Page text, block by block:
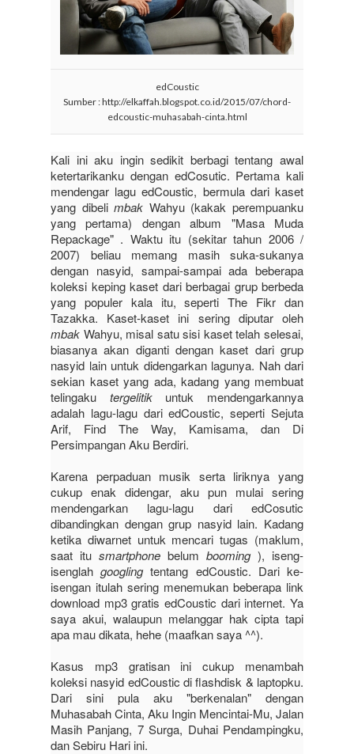
edCoustic
Sumber : http://elkaffah.blogspot.co.id/2015/07/chord-
edcoustic-muhasabah-cinta.html
Kali ini aku ingin sedikit berbagi tentang awal
ketertarikanku dengan edCosutic. Pertama kali
mendengar lagu edCoustic, bermula dari kaset
yang dibelimbak Wahyu (kakak perempuanku
yang pertama) dengan album "Masa Muda
Repackage" . Waktu itu (sekitar tahun 2006 /
2007) beliau memang masih suka-sukanya
dengan nasyid, sampai-sampai ada beberapa
koleksi keping kaset dari berbagai grup berbeda
yang populer kala itu, seperti The Fikr dan
Tazakka. Kaset-kaset ini sering diputar oleh
mbak Wahyu, misal satu sisi kaset telah selesai,
biasanya akan diganti dengan kaset dari grup
nasyid lain untuk didengarkan lagunya. Nah dari
sekian kaset yang ada, kadang yang membuat
telingaku tergelitik untuk mendengarkannya
adalah lagu-lagu dari edCoustic, seperti Sejuta
Arif, Find The Way, Kamisama, dan Di
Persimpangan Aku Berdiri.
Karena perpaduan musik serta liriknya yang
cukup enak didengar, aku pun mulai sering
mendengarkan lagu-lagu dari edCosutic
dibandingkan dengan grup nasyid lain. Kadang
ketika diwarnet untuk mencari tugas (maklum,
saat itu smartphone belum booming ), iseng-
isenglahgooglingtentang edCoustic. Dari ke-
isengan itulah sering menemukan beberapa link
download mp3 gratis edCoustic dari internet. Ya
saya akui, walaupun melanggar hak cipta tapi
apa mau dikata, hehe (maafkan saya ^^).
Kasus mp3 gratisan ini cukup menambah
koleksi nasyid edCoustic di flashdisk & laptopku.
Dari sini pula aku "berkenalan" dengan
Muhasabah Cinta, Aku Ingin Mencintai-Mu, Jalan
Masih Panjang, 7 Surga, Duhai Pendampingku,
dan Sebiru Hari ini.